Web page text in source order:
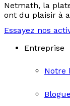
Netmath, la
ont du plaisir à
Essayez nos
Entreprise
Notre
Blogue